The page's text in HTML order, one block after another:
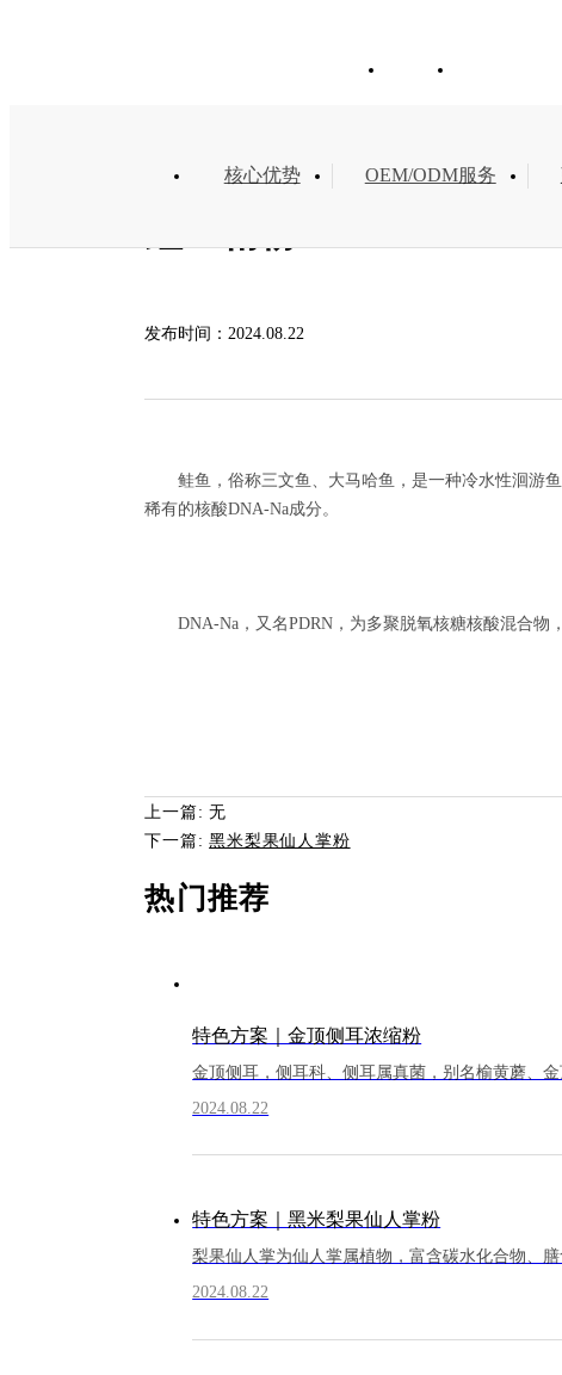
首页 关于
核心优势 OEM/ODM服务
发布时间： 2024.08.22
鲑鱼，俗称三文鱼、大马哈鱼，是一种冷水性洄游
稀有的核酸DNA-Na成分。
DNA-Na，又名PDRN ，为多聚脱氧核糖核酸混合物
上一篇: 无
下一篇:黑米梨果仙人掌粉
热门推荐
特色方案｜金顶侧耳浓缩粉
金顶侧耳，侧耳科、侧耳属真菌，别名榆黄蘑、
2024.08.22
特色方案｜黑米梨果仙人掌粉
梨果仙人掌为仙人掌属植物，富含碳水化合物、
2024.08.22